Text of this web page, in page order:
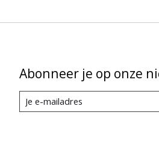
Abonneer je op onze